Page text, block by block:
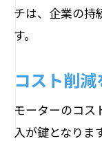
チは、企業の持
す。
コスト削
モーターのコス
入が鍵となりま